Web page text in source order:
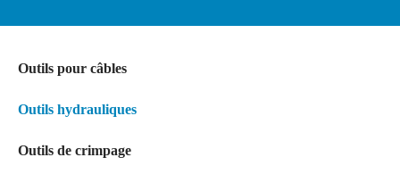
Outils pour câbles
Outils hydrauliques
Outils de crimpage